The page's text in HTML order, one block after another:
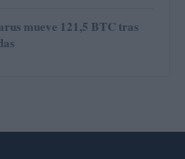
mueve 121,5 BTC tras